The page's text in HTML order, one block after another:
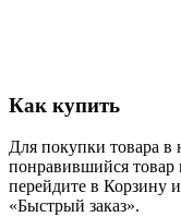
Как купить
Для покупки товара в
понравившийся товар
перейдите в Корзину
«Быстрый заказ».